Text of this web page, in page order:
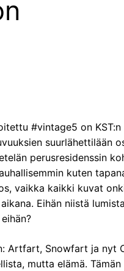
#vintage5 on KST:n
suurlähettilään
perusresidenssin
kuten
vaikka kaikki kuvat
Eihän niistä
Artfart, Snowfart ja nyt
mutta elämä. Tämän